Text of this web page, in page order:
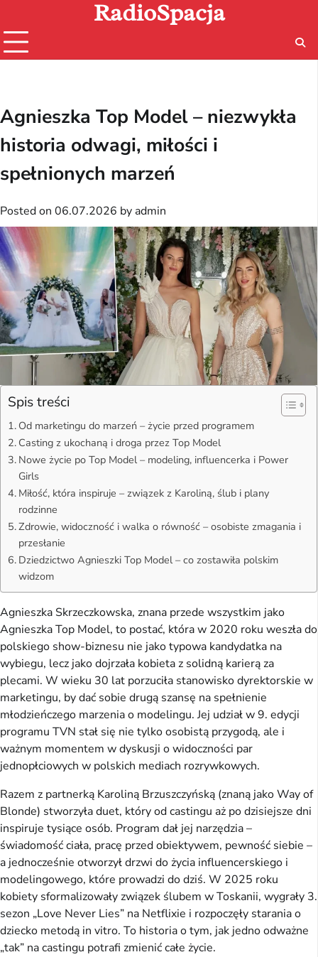
content
RadioSpacja
Agnieszka Top Model – niezwykła
historia odwagi, miłości i
spełnionych marzeń
Posted on 06.07.2026 by admin
Spis treści
Od marketingu do marzeń – życie przed programem
Casting z ukochaną i droga przez Top Model
Nowe życie po Top Model – modeling, influencerka i Power
Girls
Miłość, która inspiruje – związek z Karoliną, ślub i plany
rodzinne
Zdrowie, widoczność i walka o równość – osobiste zmagania i
przesłanie
Dziedzictwo Agnieszki Top Model – co zostawiła polskim
widzom
Agnieszka Skrzeczkowska, znana przede wszystkim jako
Agnieszka Top Model, to postać, która w 2020 roku weszła do
polskiego show-biznesu nie jako typowa kandydatka na
wybiegu, lecz jako dojrzała kobieta z solidną karierą za
plecami. W wieku 30 lat porzuciła stanowisko dyrektorskie w
marketingu, by dać sobie drugą szansę na spełnienie
młodzieńczego marzenia o modelingu. Jej udział w 9. edycji
programu TVN stał się nie tylko osobistą przygodą, ale i
ważnym momentem w dyskusji o widoczności par
jednopłciowych w polskich mediach rozrywkowych.
Razem z partnerką Karoliną Brzuszczyńską (znaną jako Way of
Blonde) stworzyła duet, który od castingu aż po dzisiejsze dni
inspiruje tysiące osób. Program dał jej narzędzia –
świadomość ciała, pracę przed obiektywem, pewność siebie –
a jednocześnie otworzył drzwi do życia influencerskiego i
modelingowego, które prowadzi do dziś. W 2025 roku
kobiety sformalizowały związek ślubem w Toskanii, wygrały 3.
sezon „Love Never Lies” na Netflixie i rozpoczęły starania o
dziecko metodą in vitro. To historia o tym, jak jedno odważne
„tak” na castingu potrafi zmienić całe życie.